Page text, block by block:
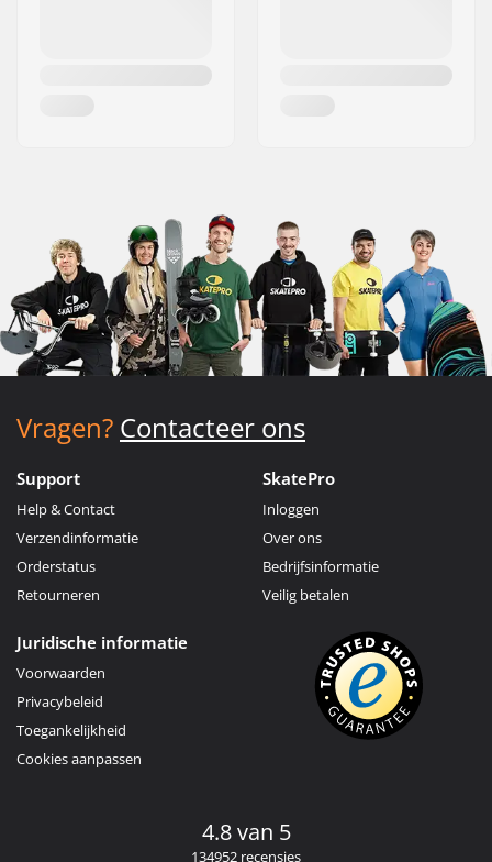
Vragen? Contacteer ons
Support
Help & Contact
Verzendinformatie
Orderstatus
Retourneren
SkatePro
Inloggen
Over ons
Bedrijfsinformatie
Veilig betalen
Juridische informatie
Voorwaarden
Privacybeleid
Toegankelijkheid
Cookies aanpassen
4.8 van 5
134952 recensies